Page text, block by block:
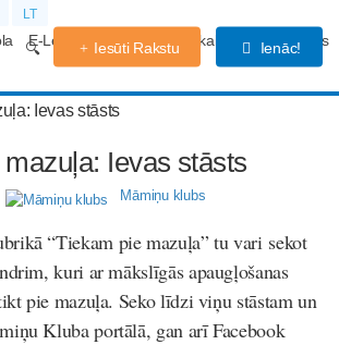
LT
E-Lekcijas Grūtniecības kalendārs Forums
Iesūti Rakstu Ienāc!
Ievas stāsts
Māmiņu klubs
“Tiekam pie mazuļa” tu vari sekot
kuri ar mākslīgās apaugļošanas
pie mazuļa. Seko līdzi viņu stāstam un
Kluba portālā, gan arī Facebook